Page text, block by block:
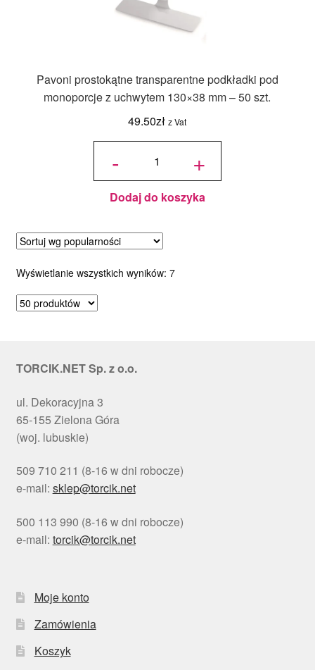
Pavoni prostokątne transparentne podkładki pod
monoporcje z uchwytem 130×38 mm – 50 szt.
49.50zł z Vat
-
ilość Pavoni
transparentne
podkładki
monoporcje z
uchwytem
130x38 mm –
+
Dodaj do koszyka
Wyświetlanie wszystkich wyników: 7Posortowane
TORCIK.NET Sp. z o.o.
ul. Dekoracyjna 3
65-155 Zielona Góra
(woj. lubuskie)
509 710 211 (8-16 w dni robocze)
e-mail: sklep@torcik.net
500 113 990 (8-16 w dni robocze)
e-mail: torcik@torcik.net
Moje konto
Zamówienia
Koszyk